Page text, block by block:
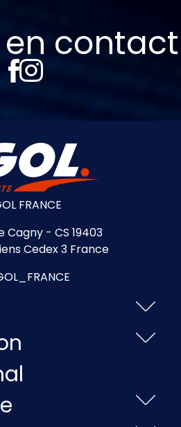
en contact
FRANCE
Cagny - CS 19403
Cedex 3 France